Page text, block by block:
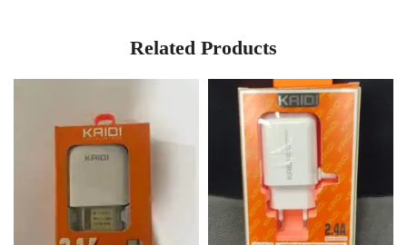
Related Products